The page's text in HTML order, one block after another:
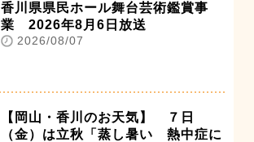
香川県県民ホール舞台芸術鑑賞事
業 2026年8月6日放送
2026/08/07
【岡山・香川のお天気】 ７日
（金）は立秋「蒸し暑い 熱中症に